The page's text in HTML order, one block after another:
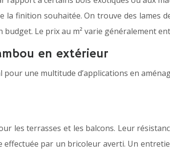
finition souhaitée. On trouve des lames
Le prix au m² varie généralement
en extérieur
une multitude d’applications en
les terrasses et les balcons. Leur
par un bricoleur averti. Un